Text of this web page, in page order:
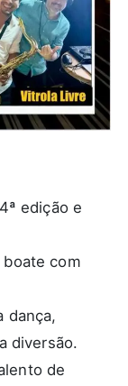
edição e
com
dança,
diversão.
de